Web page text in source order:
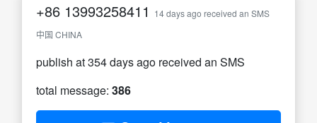
+86 13993258411
14 days ago received an SMS
中国 CHINA
publish at 354 days ago received an SMS
total message: 386